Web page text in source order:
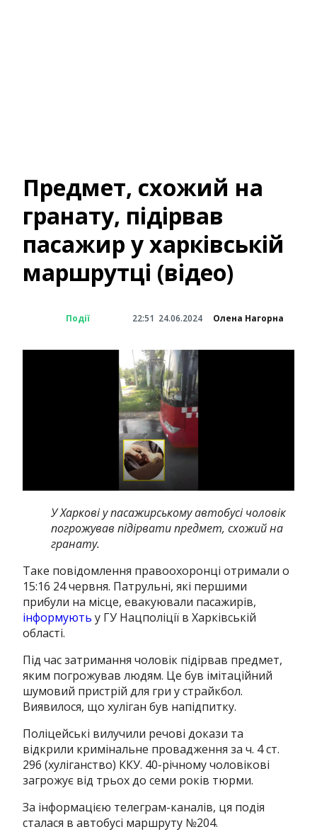
Предмет, схожий на
гранату, підірвав
пасажир у харківській
маршрутці (відео)
Події 22:51 24.06.2024 Олена Нагорна
У Харкові у пасажирському автобусі чоловік
погрожував підірвати предмет, схожий на
гранату.
Таке повідомлення правоохоронці отримали о
15:16 24 червня. Патрульні, які першими
прибули на місце, евакуювали пасажирів,
інформують у ГУ Нацполіції в Харківській
області.
Під час затримання чоловік підірвав предмет,
яким погрожував людям. Це був імітаційний
шумовий пристрій для гри у страйкбол.
Виявилося, що хуліган був напідпитку.
Поліцейські вилучили речові докази та
відкрили кримінальне провадження за ч. 4 ст.
296 (хуліганство) ККУ. 40-річному чоловікові
загрожує від трьох до семи років тюрми.
За інформацією телеграм-каналів, ця подія
сталася в автобусі маршруту №204.